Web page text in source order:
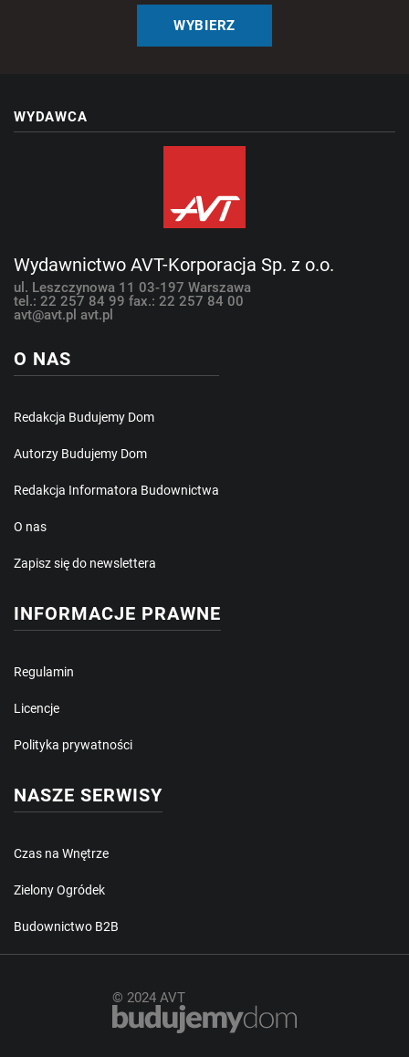
WYBIERZ
WYDAWCA
Wydawnictwo AVT-Korporacja Sp. z o.o.
ul. Leszczynowa 11 03-197 Warszawa
tel.: 22 257 84 99 fax.: 22 257 84 00
avt@avt.pl avt.pl
O NAS
Redakcja Budujemy Dom
Autorzy Budujemy Dom
Redakcja Informatora Budownictwa
O nas
Zapisz się do newslettera
INFORMACJE PRAWNE
Regulamin
Licencje
Polityka prywatności
NASZE SERWISY
Czas na Wnętrze
Zielony Ogródek
Budownictwo B2B
© 2024 AVT